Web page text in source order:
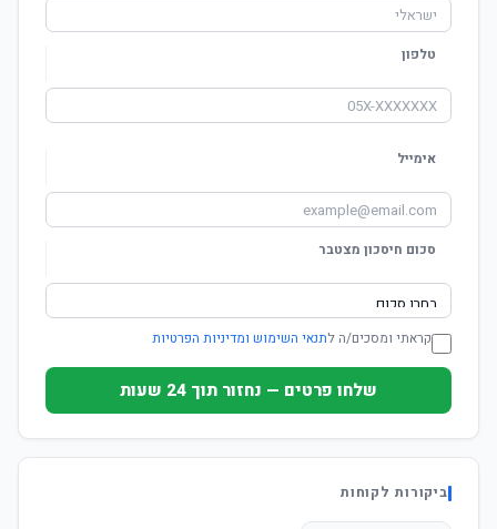
טלפון
אימייל
סכום חיסכון מצטבר
קראתי ומסכים/ה לתנאי השימוש ומדיניות הפרטיות
שלחו פרטים — נחזור תוך 24 שעות
ביקורות לקוחות